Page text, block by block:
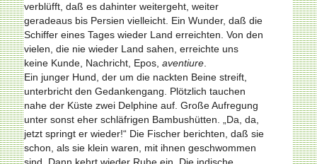
verblüfft, daß es dahinter weitergeht, weiter
geradeaus bis Persien vielleicht. Ein Wunder, daß die
Schiffer eines Tages wieder Land erreichten. Von den
vielen, die nie wieder Land sahen, erreichte uns
keine Kunde, Nachricht, Epos, aventiure.
Ein junger Hund, der um die nackten Beine streift,
unterbricht den Gedankengang. Plötzlich tauchen
nahe der Küste zwei Delphine auf. Große Aufregung
unter sonst eher schläfrigen Bambushütten. „Da, da,
jetzt springt er wieder!“ Die Fischer berichten, daß sie
schon, als sie klein waren, mit ihnen geschwommen